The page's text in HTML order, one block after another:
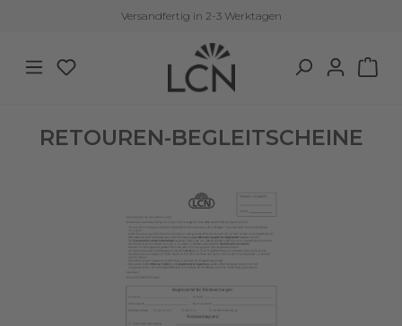
Zum Hauptinhalt springenVersandfertig in 2-3 Werktagen
Du hast 0 Produkte auf dem Merkzettel
RETOUREN-BEGLEITSCHEINE